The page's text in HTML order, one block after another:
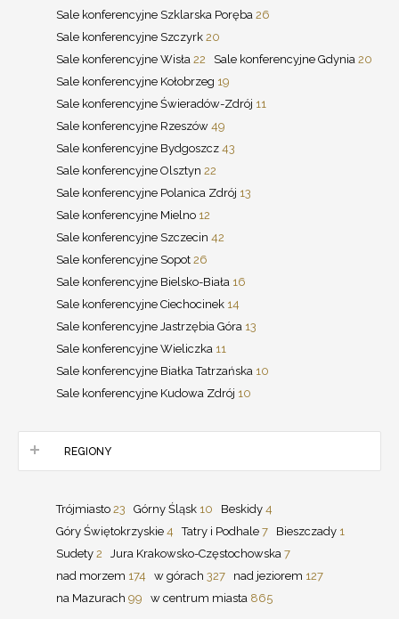
Sale konferencyjne Szklarska Poręba 26
Sale konferencyjne Szczyrk 20
Sale konferencyjne Wisła 22 Sale konferencyjne Gdynia 20
Sale konferencyjne Kołobrzeg 19
Sale konferencyjne Świeradów-Zdrój 11
Sale konferencyjne Rzeszów 49
Sale konferencyjne Bydgoszcz 43
Sale konferencyjne Olsztyn 22
Sale konferencyjne Polanica Zdrój 13
Sale konferencyjne Mielno 12
Sale konferencyjne Szczecin 42
Sale konferencyjne Sopot 26
Sale konferencyjne Bielsko-Biała 16
Sale konferencyjne Ciechocinek 14
Sale konferencyjne Jastrzębia Góra 13
Sale konferencyjne Wieliczka 11
Sale konferencyjne Białka Tatrzańska 10
Sale konferencyjne Kudowa Zdrój 10
REGIONY
Trójmiasto 23 Górny Śląsk 10 Beskidy 4
Góry Świętokrzyskie 4 Tatry i Podhale 7 Bieszczady 1
Sudety 2 Jura Krakowsko-Częstochowska 7
nad morzem 174 w górach 327 nad jeziorem 127
na Mazurach 99 w centrum miasta 865